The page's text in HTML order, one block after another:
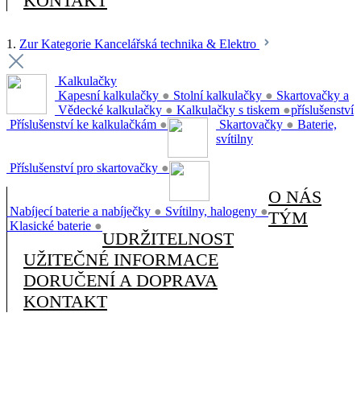
1. Zur Kategorie Kancelářská technika & Elektro
Kalkulačky
Kapesní kalkulačky ● Stolní kalkulačky ●
Vědecké kalkulačky ● Kalkulačky s tiskem ●
Příslušenství ke kalkulačkám ●
Skartovačky a
příslušenství
Skartovačky ●
Příslušenství pro skartovačky ●
Baterie,
svítilny
Nabíjecí baterie a nabíječky ● Svítilny, halogeny ●
Klasické baterie ●
O NÁS
TÝM
UDRŽITELNOST
UŽITEČNÉ INFORMACE
DORUČENÍ A DOPRAVA
KONTAKT